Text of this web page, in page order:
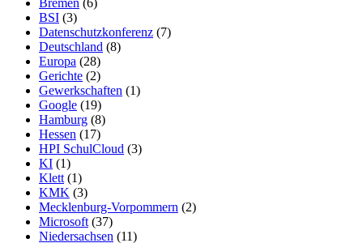
Bremen (6)
BSI (3)
Datenschutzkonferenz (7)
Deutschland (8)
Europa (28)
Gerichte (2)
Gewerkschaften (1)
Google (19)
Hamburg (8)
Hessen (17)
HPI SchulCloud (3)
KI (1)
Klett (1)
KMK (3)
Mecklenburg-Vorpommern (2)
Microsoft (37)
Niedersachsen (11)